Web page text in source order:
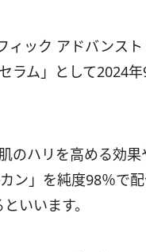
ィック アドバンス
ム」として2024年
のハリを高める効
ン」を純度98％で
いいます。